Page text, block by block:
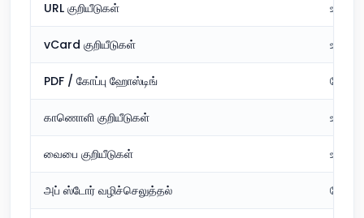
URL குறியீடுகள்
vCard குறியீடுகள்
PDF / கோப்பு ஹோஸ்டிங்
காணொளி குறியீடுகள்
வைபை குறியீடுகள்
அப் ஸ்டோர் வழிச்செலுத்தல்